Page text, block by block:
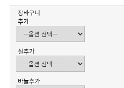
장바구니
추가
실추가
바늘추가